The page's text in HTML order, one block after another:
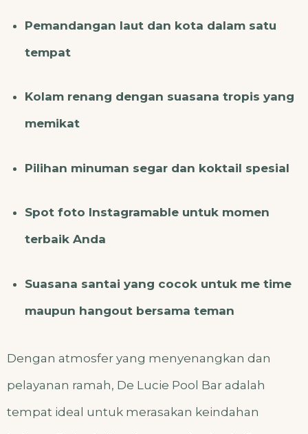
Pemandangan laut dan kota dalam satu
tempat
Kolam renang dengan suasana tropis yang
memikat
Pilihan minuman segar dan koktail spesial
Spot foto Instagramable untuk momen
terbaik Anda
Suasana santai yang cocok untuk me time
maupun hangout bersama teman
Dengan atmosfer yang menyenangkan dan
pelayanan ramah, De Lucie Pool Bar adalah
tempat ideal untuk merasakan keindahan